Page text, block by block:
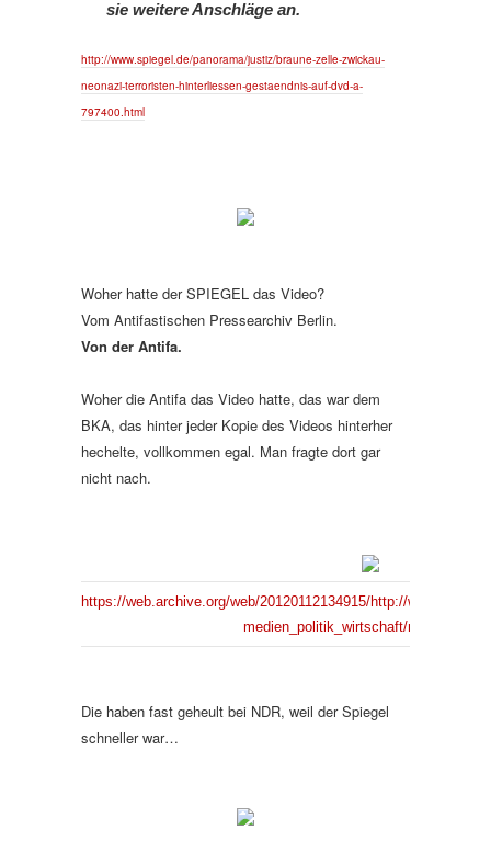
sie weitere Anschläge an.
http://www.spiegel.de/panorama/justiz/braune-zelle-zwickau-
neonazi-terroristen-hinterliessen-gestaendnis-auf-dvd-a-
797400.html
Woher hatte der SPIEGEL das Video?
Vom Antifastischen Pressearchiv Berlin.
Von der Antifa.
Woher die Antifa das Video hatte, das war dem
BKA, das hinter jeder Kopie des Videos hinterher
hechelte, vollkommen egal. Man fragte dort gar
nicht nach.
https://web.archive.org/web/20120112134915/http://
medien_politik_wirtschaft/
Die haben fast geheult bei NDR, weil der Spiegel
schneller war…